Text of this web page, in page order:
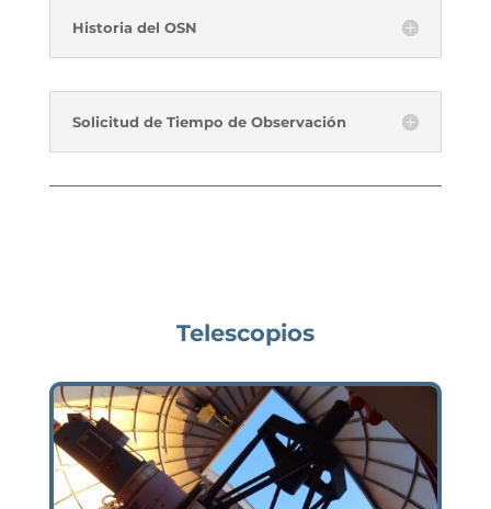
Historia del OSN
Solicitud de Tiempo de Observación
Telescopios